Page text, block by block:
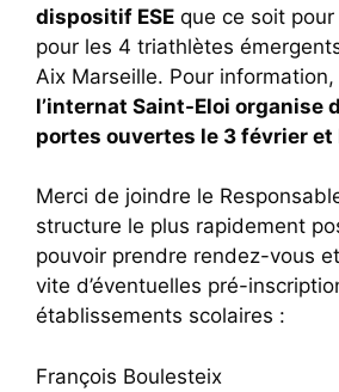
dispositif ESE que ce soit
pour les 4 triathlètes
Aix Marseille. Pour information,
l’internat Saint-Eloi organise
portes ouvertes le 3 février et
Merci de joindre le
structure le plus rapidement
pouvoir prendre rendez-vous
vite d’éventuelles pré-
établissements scolaires :
François Boulesteix